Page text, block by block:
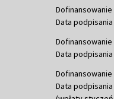
Dofinansowanie
Data podpisania
Dofinansowanie
Data podpisania
Dofinansowanie
Data podpisania